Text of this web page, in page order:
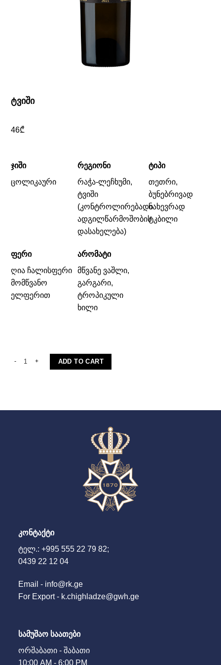
ᲢᲕᲘᲨᲘ
46₾
ᲯᲘᲨᲘ
ცოლიკაური
ᲠᲔᲒᲘᲝᲜᲘ
რაჭა-ლეჩხუმი,
ტვიში
(კონტროლირებადი
ადგილწარმოშობის
დასახელება)
ᲢᲘᲞᲘ
თეთრი,
ბუნებრივად
ნახევრად
ტკბილი
ᲤᲔᲠᲘ
ღია ჩალისფერი
მომწვანო
ელფერით
ᲐᲠᲝᲛᲐᲢᲘ
მწვანე ვაშლი,
გარგარი,
ტროპიკული
ხილი
ტვიში quantity ADD TO CART
ᲙᲝᲜᲢᲐᲥᲢᲘ
ტელ.: +995 555 22 79 82;
0439 22 12 04
Email - info@rk.ge
For Export - k.chighladze@gwh.ge
ᲡᲐᲛᲣᲨᲐᲝ ᲡᲐᲐᲗᲔᲑᲘ
ორშაბათი - შაბათი
10:00 AM - 6:00 PM